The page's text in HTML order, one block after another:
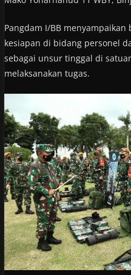
Pangdam I/BB
kesiapan di bidang personel
sebagai unsur tinggal di
melaksanakan tugas.